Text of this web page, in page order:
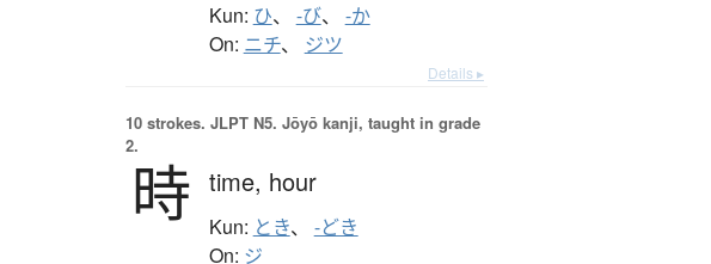
Kun: ひ、 -び、 -か
On: ニチ、 ジツ
Details ▸
10 strokes. JLPT N5. Jōyō kanji, taught in grade
2.
時 time, hour
Kun: とき、 -どき
On: ジ